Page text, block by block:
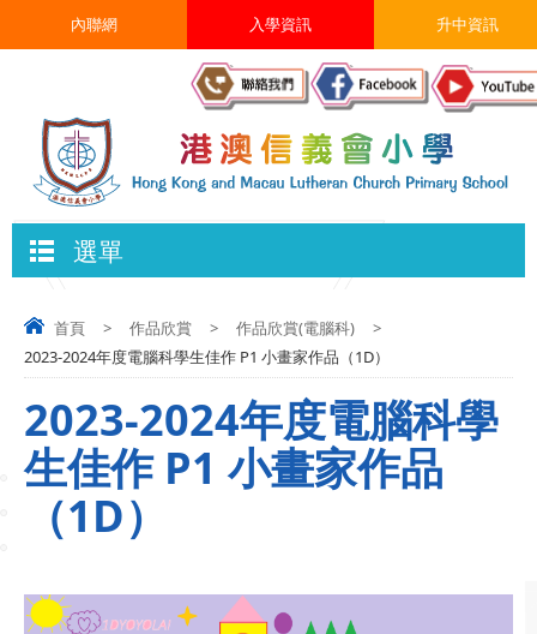
升中資訊
入學資訊
內聯網
選單
首頁 > 作品欣賞 > 作品欣賞(電腦科)
>
2023-2024年度電腦科學生佳作 P1 小畫家作品（1D）
2023-2024年度電腦科學
生佳作 P1 小畫家作品
（1D）